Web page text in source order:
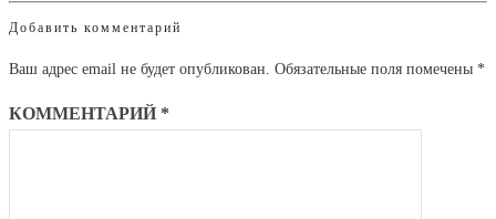
Добавить комментарий
Ваш адрес email не будет опубликован. Обязательные поля помечены *
КОММЕНТАРИЙ *